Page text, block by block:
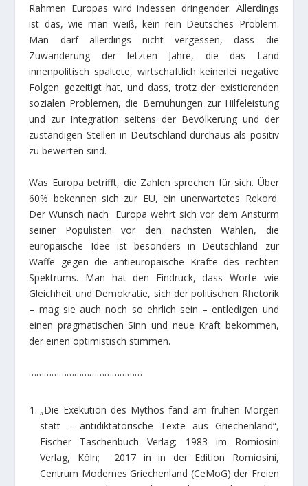
Rahmen Europas wird indessen dringender. Allerdings
ist das, wie man weiß, kein rein Deutsches Problem.
Man darf allerdings nicht vergessen, dass die
Zuwanderung der letzten Jahre, die das Land
innenpolitisch spaltete, wirtschaftlich keinerlei negative
Folgen gezeitigt hat, und dass, trotz der existierenden
sozialen Problemen, die Bemühungen zur Hilfeleistung
und zur Integration seitens der Bevölkerung und der
zuständigen Stellen in Deutschland durchaus als positiv
zu bewerten sind.
Was Europa betrifft, die Zahlen sprechen für sich. Über
60% bekennen sich zur EU, ein unerwartetes Rekord.
Der Wunsch nach Europa wehrt sich vor dem Ansturm
seiner Populisten vor den nächsten Wahlen, die
europäische Idee ist besonders in Deutschland zur
Waffe gegen die antieuropäische Kräfte des rechten
Spektrums. Man hat den Eindruck, dass Worte wie
Gleichheit und Demokratie, sich der politischen Rhetorik
– mag sie auch noch so ehrlich sein – entledigen und
einen pragmatischen Sinn und neue Kraft bekommen,
der einen optimistisch stimmen.
………………………………………
„Die Exekution des Mythos fand am frühen Morgen
statt – antidiktatorische Texte aus Griechenland“,
Fischer Taschenbuch Verlag; 1983 im Romiosini
Verlag, Köln; 2017 in in der Edition Romiosini,
Centrum Modernes Griechenland (CeMoG) der Freien